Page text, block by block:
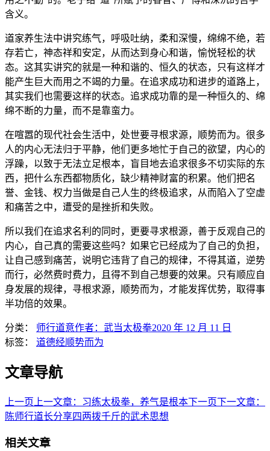
含义。
道家养生法中讲究练气，呼吸吐纳，柔和深慢，绵绵不绝，若
存若亡，神态祥和安定，从而达到身心和谐，愉悦轻松的状
态。这其实讲究的就是一种和谐的、恒久的状态，只有这样才
能产生巨大而用之不竭的力量。在追求成功和进步的道路上，
其实我们也需要这样的状态。追求成功靠的是一种恒久的、绵
绵不断的力量，而不是靠蛮力。
在喧嚣的现代社会生活中，处世要寻根求源，顺势而为。很多
人的内心无法归于平静，他们更多地忙于自己的欲望，内心的
浮躁，以致于无法立足根本，盲目地去追求很多不切实际的东
西，把什么东西都物质化，缺少精神财富的积累。他们把名
誉、金钱、权力当做是自己人生的终极追求，从而陷入了空虚
和痛苦之中，遭受的是挫折和失败。
所以我们在追求名利的同时，更要寻求根源，善于反观自己的
内心，自己真的需要这些吗？如果它已经成为了自己的负担，
让自己感到痛苦，说明它违背了自己的规律，不得其道，逆势
而行，必然费时费力，且得不到自己想要的效果。只有顺应自
身发展的规律，寻根求源，顺势而为，才能发挥优势，取得事
半功倍的效果。
分类： 师行道意作者： 武当太极拳2020 年 12 月 11 日
标签： 道德经顺势而为
文章导航
上一页 上一文章： 习练太极拳，养气是根本下一页下一文章：
陈师行道长分享四两拨千斤的武术思想
相关文章